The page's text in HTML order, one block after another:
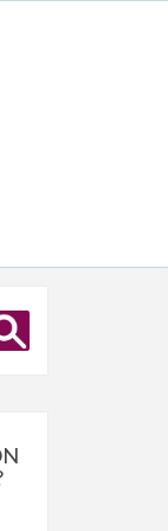
Buscar